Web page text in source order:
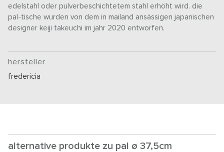
edelstahl oder pulverbeschichtetem stahl erhöht wird. die
pal-tische wurden von dem in mailand ansässigen japanischen
designer keiji takeuchi im jahr 2020 entworfen.
hersteller
fredericia
alternative produkte zu pal ø 37,5cm